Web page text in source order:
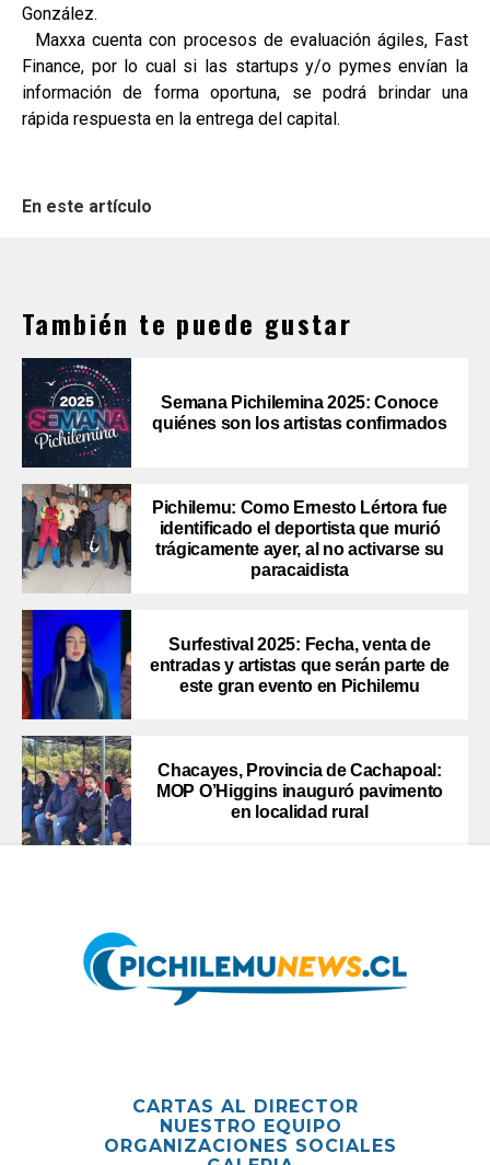
González.
Maxxa cuenta con procesos de evaluación ágiles, Fast
Finance, por lo cual si las startups y/o pymes envían la
información de forma oportuna, se podrá brindar una
rápida respuesta en la entrega del capital.
En este artículo
También te puede gustar
Semana Pichilemina 2025: Conoce
quiénes son los artistas confirmados
Pichilemu: Como Ernesto Lértora fue
identificado el deportista que murió
trágicamente ayer, al no activarse su
paracaidista
Surfestival 2025: Fecha, venta de
entradas y artistas que serán parte de
este gran evento en Pichilemu
Chacayes, Provincia de Cachapoal:
MOP O’Higgins inauguró pavimento
en localidad rural
CARTAS AL DIRECTOR
NUESTRO EQUIPO
ORGANIZACIONES SOCIALES